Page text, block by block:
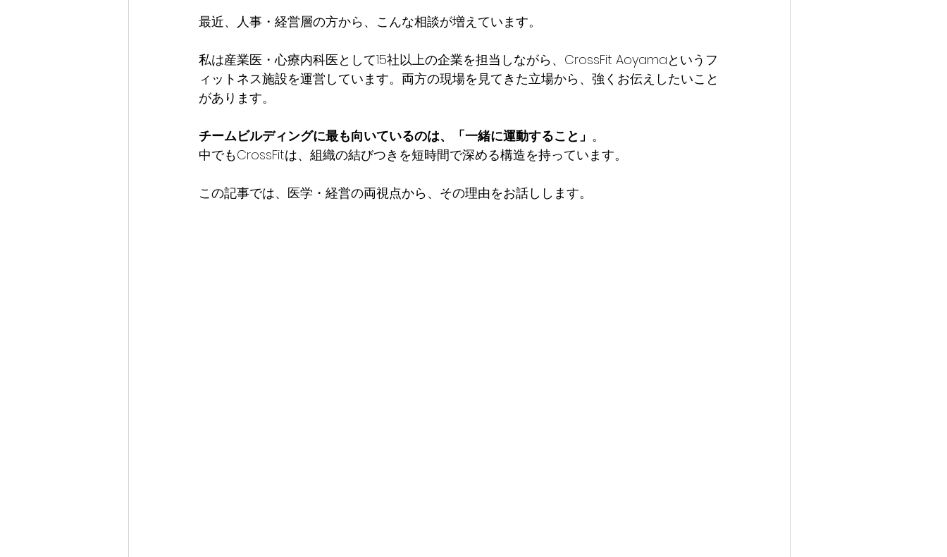
最近、人事・経営層の方から、こんな相談が増えています。
私は産業医・心療内科医として15社以上の企業を担当しながら、CrossFit Aoyamaというフ
ィットネス施設を運営しています。両方の現場を見てきた立場から、強くお伝えしたいこと
があります。
チームビルディングに最も向いているのは、「一緒に運動すること」 。
中でもCrossFitは、組織の結びつきを短時間で深める構造を持っています。
この記事では、医学・経営の両視点から、その理由をお話しします。